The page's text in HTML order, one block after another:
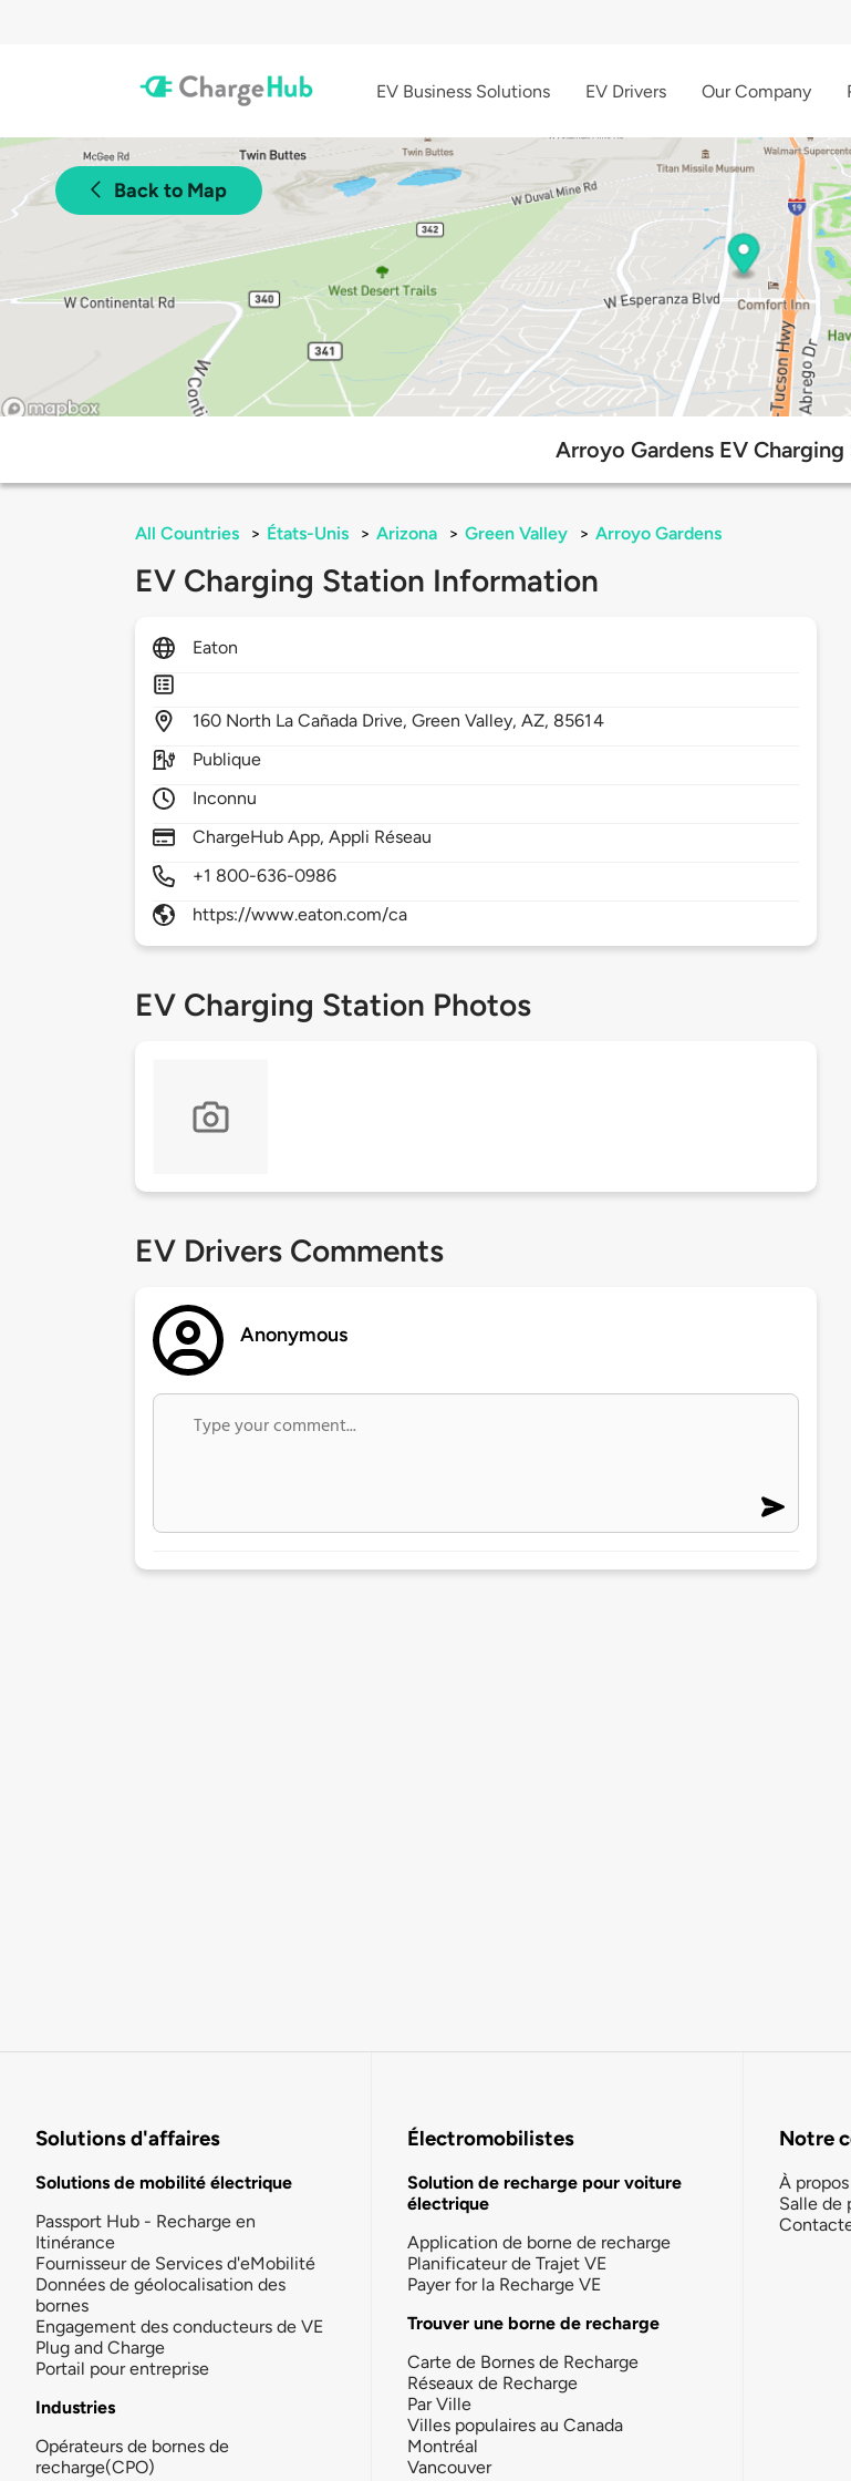
EV Business Solutions EV Drivers Our Company
Back to Map
Arroyo Gardens EV
All Countries > États-Unis > Arizona > Green Valley > Arroyo Gardens
EV Charging Station Information
Eaton
160 North La Cañada Drive,Green Valley,AZ, 85614
Publique
Inconnu
ChargeHub App, Appli Réseau
+1 800-636-0986
https://www.eaton.com/ca
EV Charging Station Photos
EV Drivers Comments
Anonymous
Solutions d'affaires
Solutions de mobilité électrique
Passport Hub - Recharge en
Itinérance
Fournisseur de Services d'eMobilité
Données de géolocalisation des
bornes
Engagement des conducteurs de VE
Plug and Charge
Portail pour entreprise
Industries
Opérateurs de bornes de
recharge(CPO)
Électromobilistes
Solution de recharge pour voiture
électrique
Application de borne de recharge
Planificateur de Trajet VE
Payer for la Recharge VE
Trouver une borne de recharge
Carte de Bornes de Recharge
Réseaux de Recharge
Par Ville
Villes populaires au Canada
Montréal
Vancouver
Notre
À propos
Salle de